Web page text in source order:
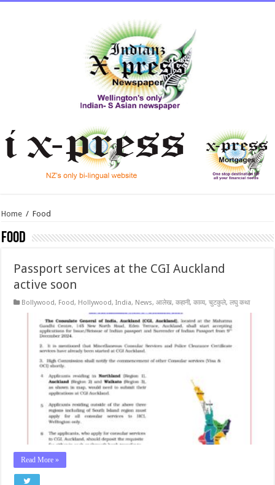
Home / Food
Food
Passport services at the CGI Auckland
active soon
Bollywood, Food, Hollywood,India, News,आलेख,कहानी,काव्य,चुटकुले,लघु कथा
Read More »